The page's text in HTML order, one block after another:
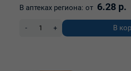
В аптеках региона: от 6.28 р.
- + В